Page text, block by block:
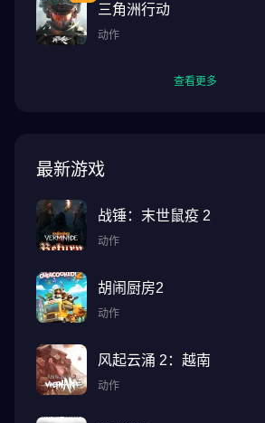
三角洲行动
动作
查看更多
最新游戏
战锤：末世鼠疫 2
动作
胡闹厨房2
动作
风起云涌 2：越南
动作